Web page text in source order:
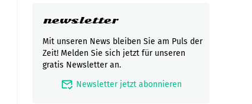
newsletter
Mit unseren News bleiben Sie am Puls der
Zeit! Melden Sie sich jetzt für unseren
gratis Newsletter an.
mark_email_read Newsletter jetzt abonnieren